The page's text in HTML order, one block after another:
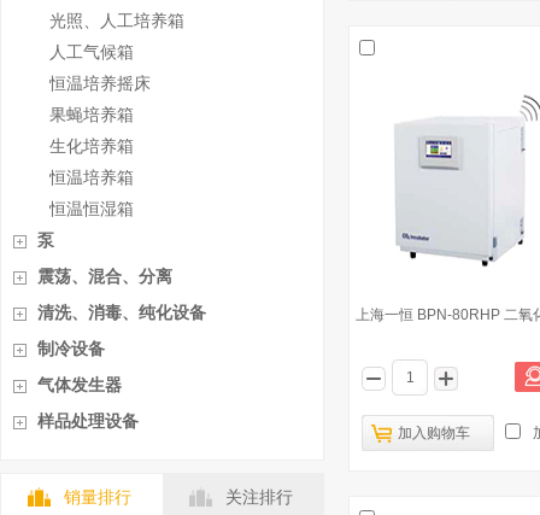
光照、人工培养箱
人工气候箱
恒温培养摇床
果蝇培养箱
生化培养箱
恒温培养箱
恒温恒湿箱
泵
震荡、混合、分离
清洗、消毒、纯化设备
制冷设备
气体发生器
样品处理设备
销量排行 关注排行
上海一恒 BPN-80RHP 二氧
加入购物车